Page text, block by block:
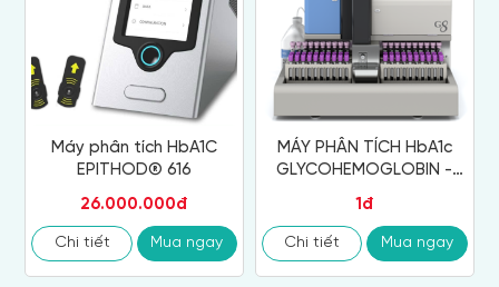
Máy phân tích HbA1C
EPITHOD® 616
26.000.000đ
Chi tiết Mua ngay
MÁY PHÂN TÍCH HbA1c
GLYCOHEMOGLOBIN -
1đ
Chi tiết Mua ngay